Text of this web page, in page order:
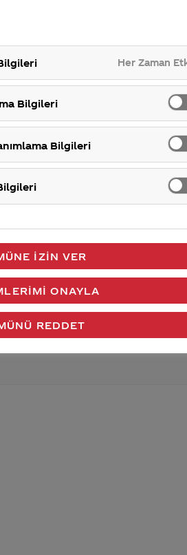
soru işaretlerini giderdi
Her Zaman
Bilgileri
Bilgileri
İZIN VER
REDDET
ONAYLA